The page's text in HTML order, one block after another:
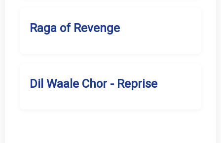
Raga of Revenge
Dil Waale Chor - Reprise